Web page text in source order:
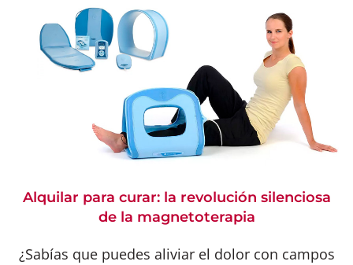
Alquilar para curar: la revolución silenciosa
de la magnetoterapia
¿Sabías que puedes aliviar el dolor con campos